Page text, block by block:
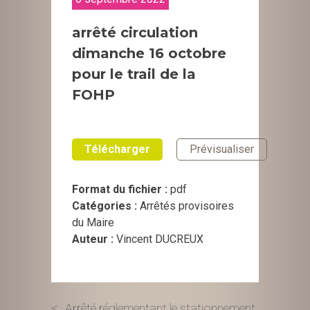
arrêté circulation
dimanche 16 octobre
pour le trail de la
FOHP
Télécharger Prévisualiser
Format du fichier : pdf
Catégories : Arrêtés provisoires
du Maire
Auteur : Vincent DUCREUX